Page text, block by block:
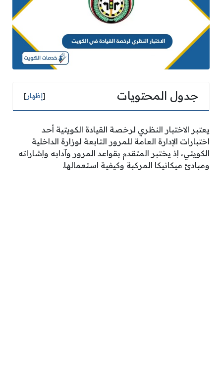
جدول المحتويات [إظهار]
يعتبر الاختبار النظري لرخصة القيادة الكويتية أحد
اختبارات الإدارة العامة للمرور التابعة لوزارة الداخلية
الكويتي، إذ يختبر المتقدم بقواعد المرور وآدابه وإشاراته
ومبادئ ميكانيكا المركبة وكيفية استعمالها.